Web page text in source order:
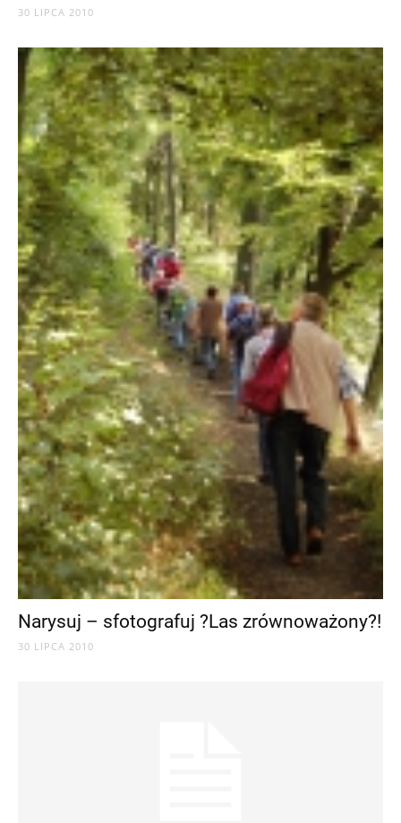
30 LIPCA 2010
Narysuj – sfotografuj ?Las zrównoważony?!
30 LIPCA 2010